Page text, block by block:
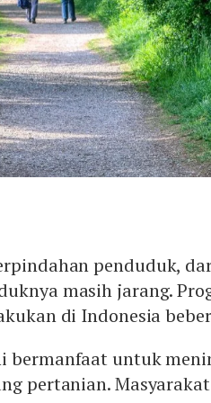
penduduk,
masih jarang.
di Indonesia
bermanfaat untuk
pertanian.